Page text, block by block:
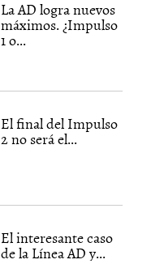
La AD logra nuevos
máximos. ¿Impulso
1 o...
El final del Impulso
2 no será el...
El interesante caso
de la Línea AD y...